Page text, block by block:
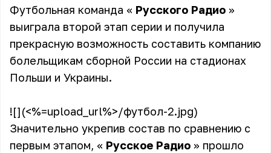
Футбольная команда « Русского Радио »
выиграла второй этап серии и получила
прекрасную возможность составить компанию
болельщикам сборной России на стадионах
Польши и Украины.
![](<%=upload_url%>/футбол-2.jpg)
Значительно укрепив состав по сравнению с
первым этапом, « Русское Радио » прошло